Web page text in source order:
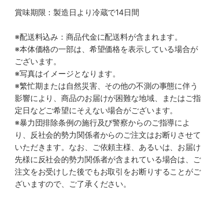
賞味期限：製造日より冷蔵で14日間
※配送料込み：商品代金に配送料が含まれます。
※本体価格の一部は、希望価格を表示している場合が
ございます。
※写真はイメージとなります。
※繁忙期または自然災害、その他の不測の事態に伴う
影響により、商品のお届けが困難な地域、またはご指
定日などご希望にそえない場合がございます。
※暴力団排除条例の施行及び警察からのご指導によ
り、反社会的勢力関係者からのご注文はお断りさせて
いただきます。なお、ご依頼主様、あるいは、お届け
先様に反社会的勢力関係者が含まれている場合は、ご
注文をお受けした後でもお取引をお断りすることがご
ざいますので、ご了承ください。